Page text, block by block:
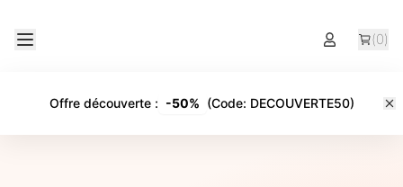
(0)
Offre découverte: -50% (Code: DECOUVERTE50)